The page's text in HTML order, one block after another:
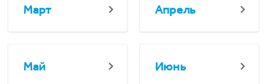
Март Апрель
Май Июнь